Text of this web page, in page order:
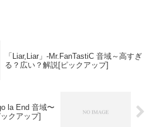
「Liar,Liar」-Mr.FanTastiC 音域～高すぎ
る？広い？解説[ピックアップ]
la End 音域〜
クアップ]